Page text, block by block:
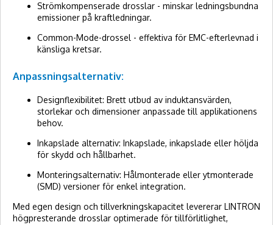
Strömkompenserade drosslar - minskar ledningsbundna
emissioner på kraftledningar.
Common-Mode-drossel - effektiva för EMC-efterlevnad i
känsliga kretsar.
Anpassningsalternativ:
Designflexibilitet: Brett utbud av induktansvärden,
storlekar och dimensioner anpassade till applikationens
behov.
Inkapslade alternativ: Inkapslade, inkapslade eller höljda
för skydd och hållbarhet.
Monteringsalternativ: Hålmonterade eller ytmonterade
(SMD) versioner för enkel integration.
Med egen design och tillverkningskapacitet levererar LINTRON
högpresterande drosslar optimerade för tillförlitlighet,